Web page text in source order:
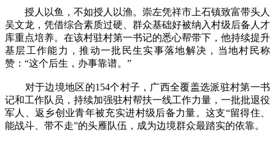
授人以鱼，不如授人以渔。崇左凭祥市上石镇致富带头人
吴文龙，凭借综合素质过硬、群众基础好被纳入村级后备人才
库重点培养。在该村驻村第一书记的悉心帮带下，他持续提升
基层工作能力，推动一批民生实事落地解决，当地村民称
赞：“这个后生，办事靠谱。”
对于边境地区的154个村子，广西全覆盖选派驻村第一书
记和工作队员，持续加强驻村帮扶一线工作力量，一批批退役
军人、返乡创业青年被充实进村级后备力量。这支“留得住、
能战斗、带不走”的头雁队伍，成为边境群众最踏实的依靠。